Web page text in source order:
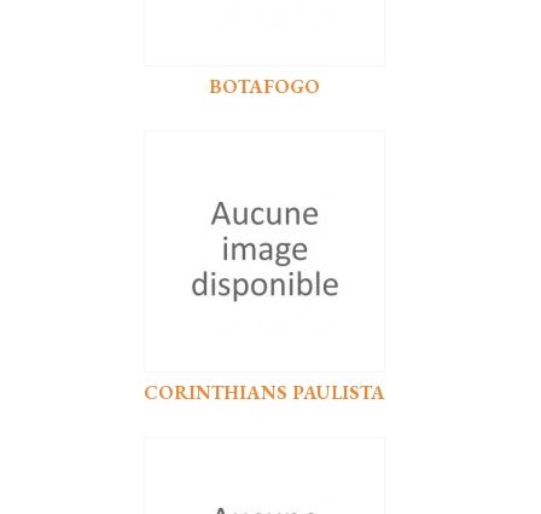
BOTAFOGO
CORINTHIANS PAULISTA